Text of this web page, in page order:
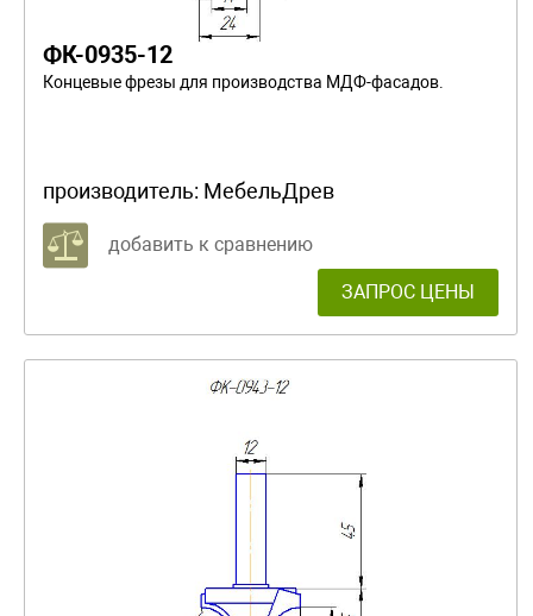
ФК-0935-12
Концевые фрезы для производства МДФ-фасадов.
производитель: МебельДрев
добавить к сравнению
ЗАПРОС ЦЕНЫ